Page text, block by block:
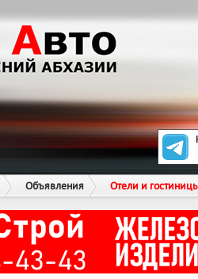
Объявления Отели и